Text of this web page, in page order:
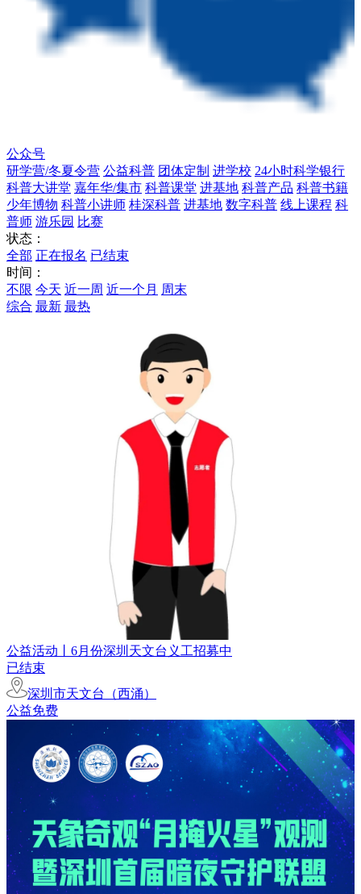
公众号
研学营/冬夏令营 公益科普 团体定制 进学校 24小时科学银行
科普大讲堂 嘉年华/集市 科普课堂 进基地 科普产品 科普书籍
少年博物 科普小讲师 桂深科普 进基地 数字科普 线上课程 科
普师 游乐园 比赛
状态：
全部 正在报名 已结束
时间：
不限 今天 近一周 近一个月 周末
综合 最新 最热
公益活动丨6月份深圳天文台义工招募中
已结束
深圳市天文台（西涌）
公益免费